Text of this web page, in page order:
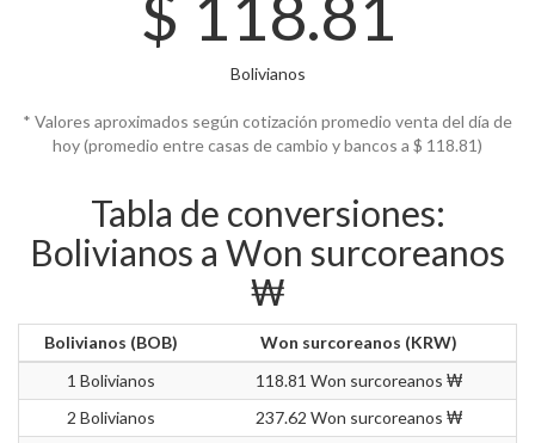
Bolivianos
* Valores aproximados según cotización promedio venta del día de
hoy (promedio entre casas de cambio y bancos a $ 118.81)
Tabla de conversiones:
Bolivianos a Won surcoreanos
₩
Bolivianos (BOB)
Won surcoreanos (KRW)
1 Bolivianos
118.81 Won surcoreanos ₩
2 Bolivianos
237.62 Won surcoreanos ₩